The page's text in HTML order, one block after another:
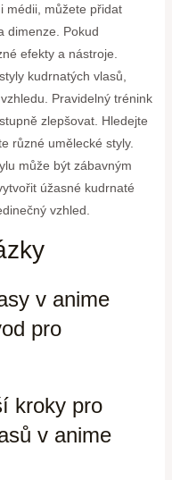
médii, můžete přidat
dimenze. Pokud
efekty a nástroje.
kudrnatých vlasů,
Pravidelný trénink
zlepšovat. Hledejte
různé umělecké styly.
může být zábavným
úžasné kudrnaté
vzhled.
v anime
pro
kroky pro
v anime